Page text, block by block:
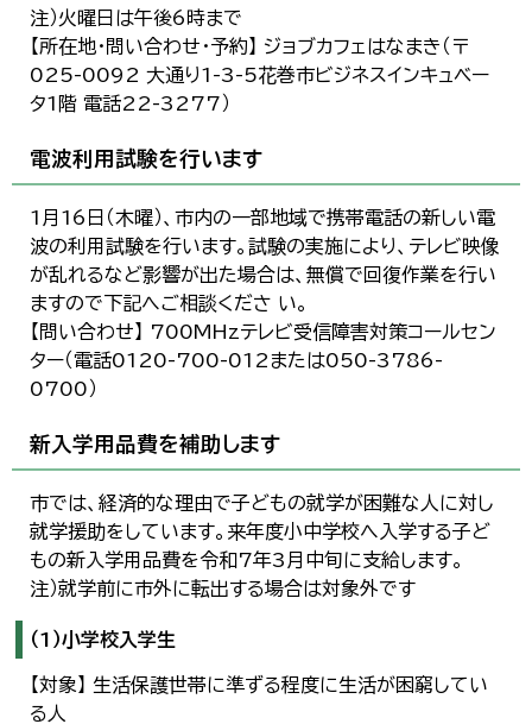
注）火曜日は午後6時まで
【所在地・問い合わせ・予約】 ジョブカフェはなまき（〒
025-0092 大通り1-3-5花巻市ビジネスインキュベー
タ1階 電話22-3277）
電波利用試験を行います
1月16日（木曜）、市内の一部地域で携帯電話の新しい電
波の利用試験を行います。試験の実施により、テレビ映像
が乱れるなど影響が出た場合は、無償で回復作業を行い
ますので下記へご相談くださ い。
【問い合わせ】 700MHzテレビ受信障害対策コールセン
ター（電話0120-700-012または050-3786-
0700）
新入学用品費を補助します
市では、経済的な理由で子どもの就学が困難な人に対し
就学援助をしています。来年度小中学校へ入学する子ど
もの新入学用品費を令和7年3月中旬に支給します。
注）就学前に市外に転出する場合は対象外です
（1）小学校入学生
【対象】 生活保護世帯に準ずる程度に生活が困窮してい
る人